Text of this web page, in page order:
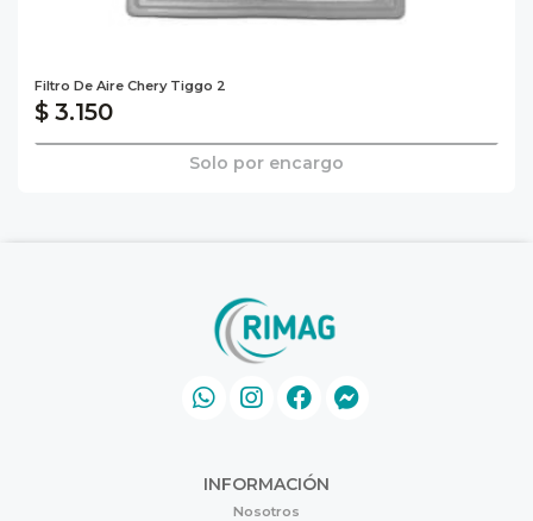
Filtro De Aire Chery Tiggo 2
$ 3.150
Solo por encargo
INFORMACIÓN
Nosotros